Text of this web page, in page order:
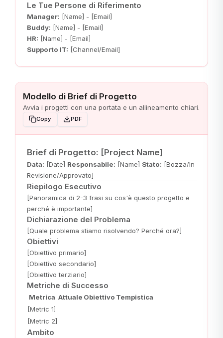
Le Tue Persone di Riferimento
Manager: [Name] - [Email]
Buddy: [Name] - [Email]
HR: [Name] - [Email]
Supporto IT: [Channel/Email]
Modello di Brief di Progetto
Avvia i progetti con una portata e un allineamento chiari.
Copy PDF
Brief di Progetto: [Project Name]
Data: [Date] Responsabile: [Name] Stato: [Bozza/In
Revisione/Approvato]
Riepilogo Esecutivo
[Panoramica di 2-3 frasi su cos'è questo progetto e
perché è importante]
Dichiarazione del Problema
[Quale problema stiamo risolvendo? Perché ora?]
Obiettivi
[Obiettivo primario]
[Obiettivo secondario]
[Obiettivo terziario]
Metriche di Successo
Metrica Attuale Obiettivo Tempistica
[Metric 1]
[Metric 2]
Ambito